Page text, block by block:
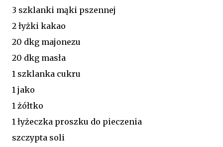
3 szklanki mąki pszennej
2 łyżki kakao
20 dkg majonezu
20 dkg masła
1 szklanka cukru
1 jako
1 żółtko
1 łyżeczka proszku do pieczenia
szczypta soli